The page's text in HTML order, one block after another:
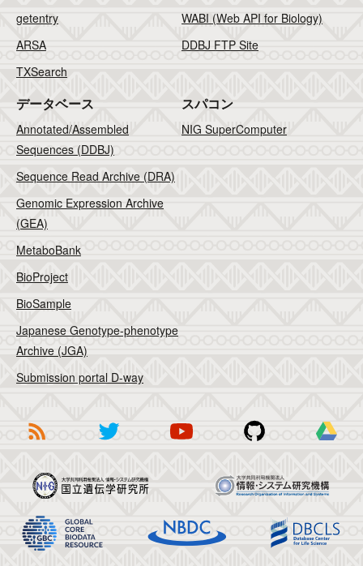
getentry
ARSA
TXSearch
WABI (Web API for Biology)
DDBJ FTP Site
データベース
Annotated/Assembled
Sequences (DDBJ)
Sequence Read Archive (DRA)
Genomic Expression Archive
(GEA)
MetaboBank
BioProject
BioSample
Japanese Genotype-phenotype
Archive (JGA)
Submission portal D-way
スパコン
NIG SuperComputer